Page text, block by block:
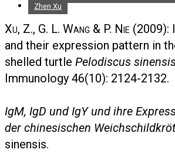
Zhen Xu
Xu, Z., G. L. Wang & P. Nie (2009):
and their expression pattern in
shelled turtle Pelodiscus
Immunology 46(10): 2124-2132.
IgM, IgD und IgY und ihre
der chinesischen
sinensis.